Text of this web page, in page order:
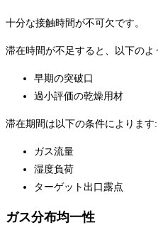
十分な接触時間が不可欠です。
滞在時間が不足すると、以下の
早期の突破口
過小評価の乾燥用材
滞在期間は以下の条件によります:
ガス流量
湿度負荷
ターゲット出口露点
ガス分布均一性